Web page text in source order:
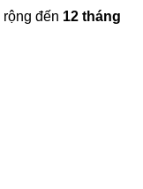
đến 12 tháng